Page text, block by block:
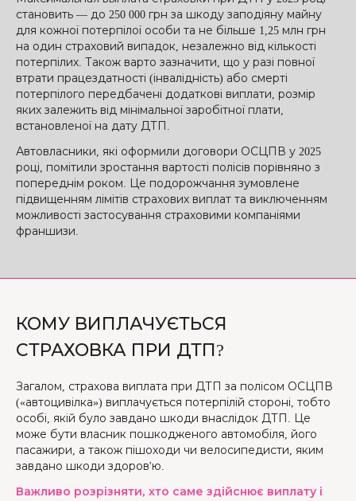
становить — до 250 000 грн за шкоду заподіяну майну
для кожної потерпілої особи та не більше 1,25 млн грн
на один страховий випадок, незалежно від кількості
потерпілих. Також варто зазначити, що у разі повної
втрати працездатності (інвалідність) або смерті
потерпілого передбачені додаткові виплати, розмір
яких залежить від мінімальної заробітної плати,
встановленої на дату ДТП.
Автовласники, які оформили договори ОСЦПВ у 2025
році, помітили зростання вартості полісів порівняно з
попереднім роком. Це подорожчання зумовлене
підвищенням лімітів страхових виплат та виключенням
можливості застосування страховими компаніями
франшизи.
КОМУ ВИПЛАЧУЄТЬСЯ
СТРАХОВКА ПРИ ДТП?
Загалом, страхова виплата при ДТП за полісом ОСЦПВ
(«автоцивілка») виплачується потерпілій стороні, тобто
особі, якій було завдано шкоди внаслідок ДТП. Це
може бути власник пошкодженого автомобіля, його
пасажири, а також пішоходи чи велосипедисти, яким
завдано шкоди здоров'ю.
Важливо розрізняти, хто саме здійснює виплату і